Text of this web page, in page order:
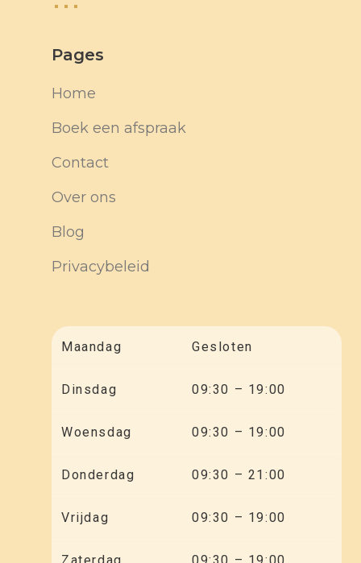
Pages
Home
Boek een afspraak
Contact
Over ons
Blog
Privacybeleid
Maandag Gesloten
Dinsdag 09:30 – 19:00
Woensdag 09:30 – 19:00
Donderdag 09:30 – 21:00
Vrijdag 09:30 – 19:00